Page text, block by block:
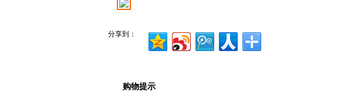
分享到：
购物提示